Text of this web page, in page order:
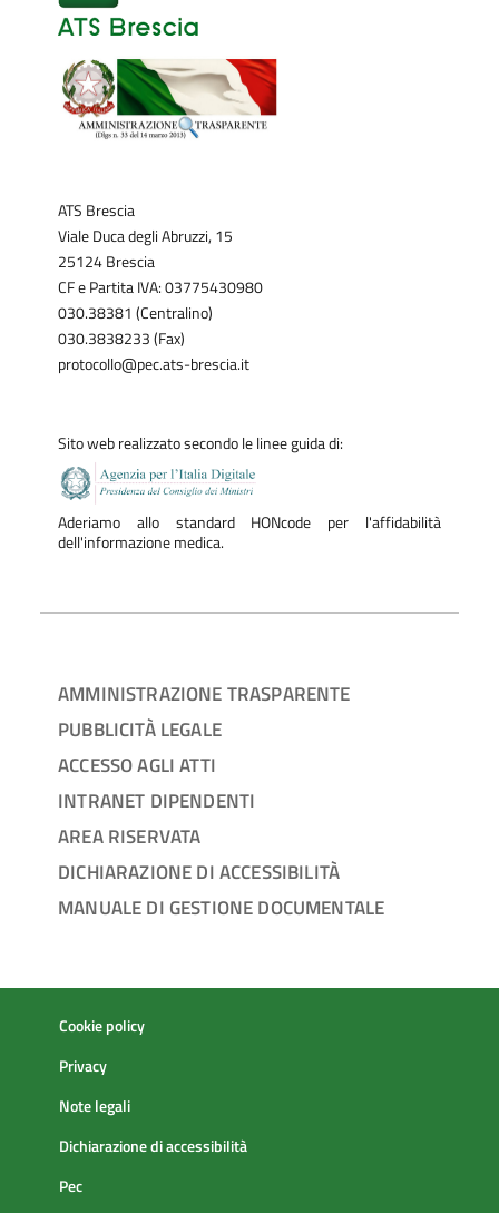
ATS Brescia
Viale Duca degli Abruzzi, 15
25124 Brescia
CF e Partita IVA: 03775430980
030.38381 (Centralino)
030.3838233 (Fax)
protocollo@pec.ats-brescia.it
Sito web realizzato secondo le linee guida di:
Aderiamo allo standard HONcode per l'affidabilità
dell'informazione medica.
AMMINISTRAZIONE TRASPARENTE
PUBBLICITÀ LEGALE
ACCESSO AGLI ATTI
INTRANET DIPENDENTI
AREA RISERVATA
DICHIARAZIONE DI ACCESSIBILITÀ
MANUALE DI GESTIONE DOCUMENTALE
Cookie policy
Privacy
Note legali
Dichiarazione di accessibilità
Pec